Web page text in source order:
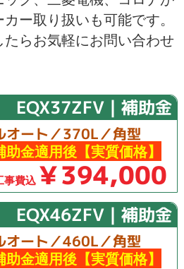
ー取り扱いも可能です。
らお気軽にお問い合わせ
EQX37ZFV｜補助金
オート／370L／角型
金適用後【実質価格】
事費込 ￥394,000
EQX46ZFV｜補助金
オート／460L／角型
金適用後【実質価格】